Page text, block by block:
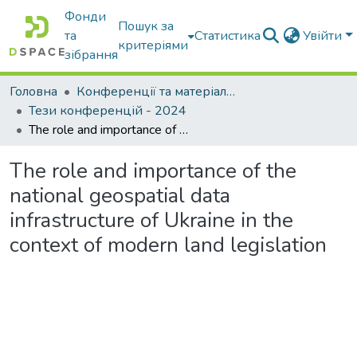
Фонди
та
зібрання
Пошук за
критеріями
Статистика Увійти
Головна
Конференції та матеріали конференцій
Тези конференцій - 2024
The role and importance of the national geospatial data infrastructure of Ukraine in the context of modern land legislation
The role and importance of the
national geospatial data
infrastructure of Ukraine in the
context of modern land legislation